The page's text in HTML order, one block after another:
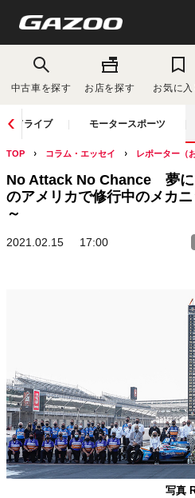
中古車を探す お店を探す お気に入
ドライブ モータースポーツ
TOP コラム・エッセイ レポーター（
No Attack No Chance 夢
のアメリカで修行中のメカ
～
2021.02.15 17:00
写真